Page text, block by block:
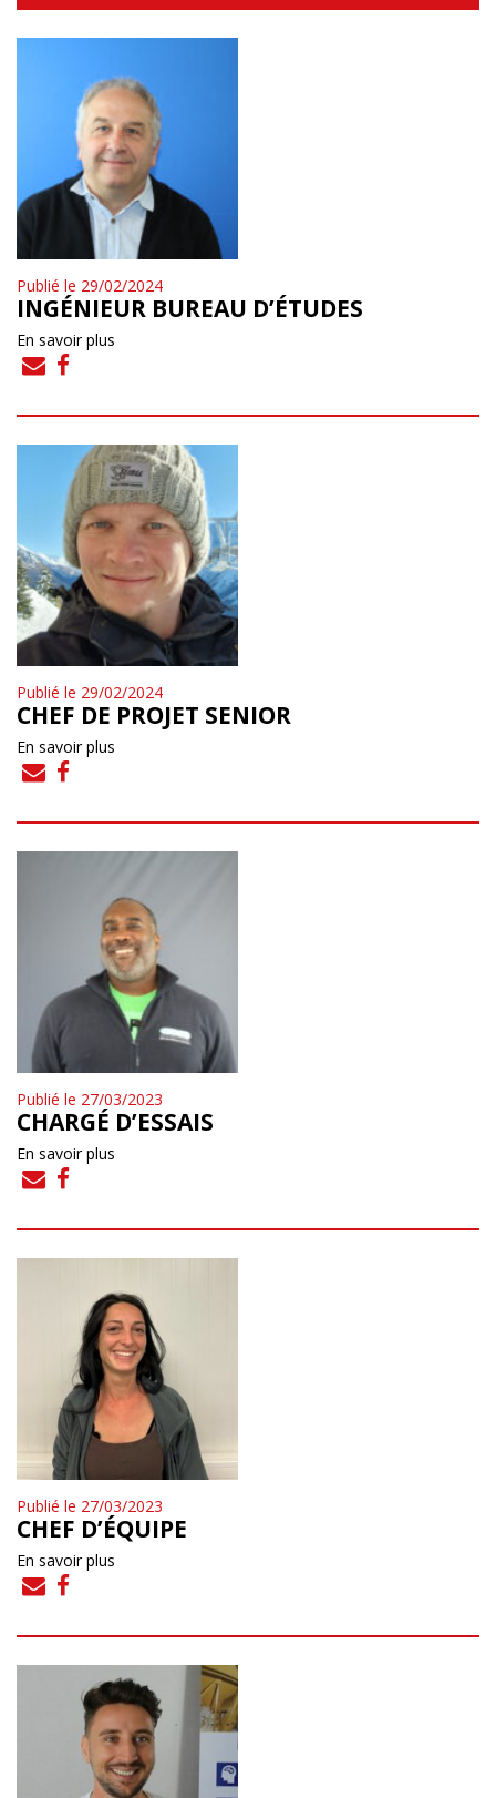
Publié le 29/02/2024
INGÉNIEUR BUREAU D’ÉTUDES
En savoir plus
Publié le 29/02/2024
CHEF DE PROJET SENIOR
En savoir plus
Publié le 27/03/2023
CHARGÉ D’ESSAIS
En savoir plus
Publié le 27/03/2023
CHEF D’ÉQUIPE
En savoir plus